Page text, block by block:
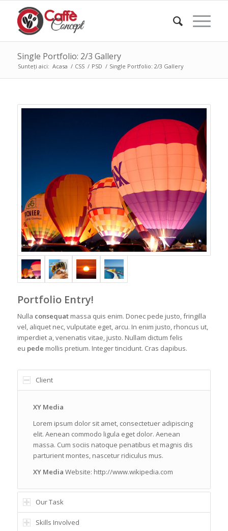
Single Portfolio: 2/3 Gallery
Sunteți aici: Acasa / CSS / PSD / Single Portfolio: 2/3 Gallery
Portfolio Entry!
Nulla consequatmassa quis enim. Donec pede justo, fringilla
vel, aliquet nec, vulputate eget, arcu. In enim justo, rhoncus ut,
imperdiet a, venenatis vitae, justo. Nullam dictum felis
eu pede mollis pretium. Integer tincidunt. Cras dapibus.
Client
XY Media
Lorem ipsum dolor sit amet, consectetuer adipiscing
elit. Aenean commodo ligula eget dolor. Aenean
massa. Cum sociis natoque penatibus et magnis dis
parturient montes, nascetur ridiculus mus.
XY Media Website: http://www.wikipedia.com
Our Task
Skills Involved